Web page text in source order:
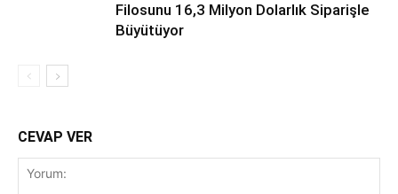
Filosunu 16,3 Milyon Dolarlık Siparişle
Büyütüyor
CEVAP VER